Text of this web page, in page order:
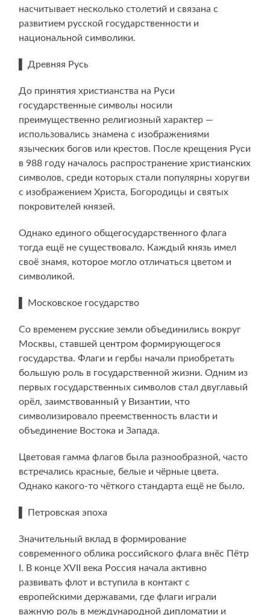
насчитывает несколько столетий и связана с
развитием русской государственности и
национальной символики.
▌ Древняя Русь
До принятия христианства на Руси
государственные символы носили
преимущественно религиозный характер —
использовались знамена с изображениями
языческих богов или крестов. После крещения Руси
в 988 году началось распространение христианских
символов, среди которых стали популярны хоругви
с изображением Христа, Богородицы и святых
покровителей князей.
Однако единого общегосударственного флага
тогда ещё не существовало. Каждый князь имел
своё знамя, которое могло отличаться цветом и
символикой.
▌ Московское государство
Со временем русские земли объединились вокруг
Москвы, ставшей центром формирующегося
государства. Флаги и гербы начали приобретать
большую роль в государственной жизни. Одним из
первых государственных символов стал двуглавый
орёл, заимствованный у Византии, что
символизировало преемственность власти и
объединение Востока и Запада.
Цветовая гамма флагов была разнообразной, часто
встречались красные, белые и чёрные цвета.
Однако какого-то чёткого стандарта ещё не было.
▌ Петровская эпоха
Значительный вклад в формирование
современного облика российского флага внёс Пётр
I. В конце XVII века Россия начала активно
развивать флот и вступила в контакт с
европейскими державами, где флаги играли
важную роль в международной дипломатии и